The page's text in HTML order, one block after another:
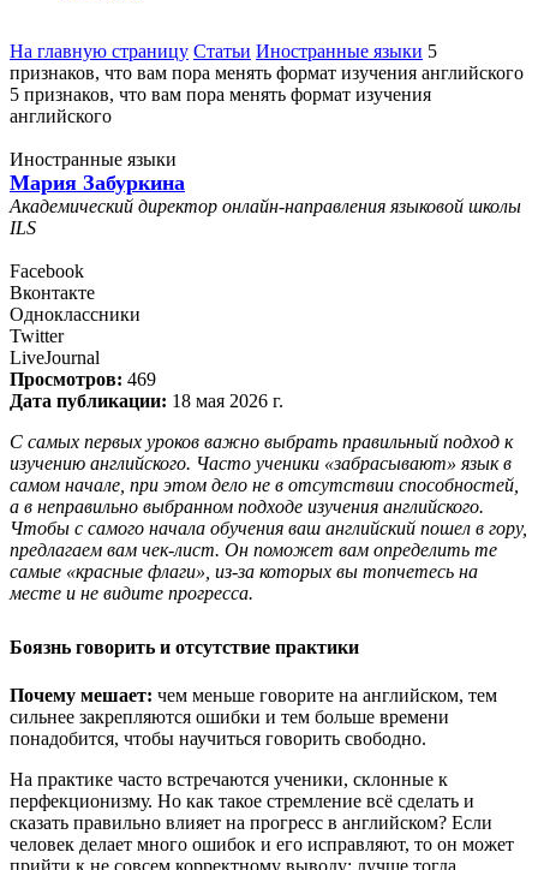
На главную страницу Статьи Иностранные языки 5
признаков, что вам пора менять формат изучения английского
5 признаков, что вам пора менять формат изучения
английского
Иностранные языки
Мария Забуркина
Академический директор онлайн-направления языковой школы
ILS
Facebook
Вконтакте
Одноклассники
Twitter
LiveJournal
Просмотров: 469
Дата публикации: 18 мая 2026 г.
С самых первых уроков важно выбрать правильный подход к
изучению английского. Часто ученики «забрасывают» язык в
самом начале, при этом дело не в отсутствии способностей,
а в неправильно выбранном подходе изучения английского.
Чтобы с самого начала обучения ваш английский пошел в гору,
предлагаем вам чек-лист. Он поможет вам определить те
самые «красные флаги», из-за которых вы топчетесь на
месте и не видите прогресса.
Боязнь говорить и отсутствие практики
Почему мешает: чем меньше говорите на английском, тем
сильнее закрепляются ошибки и тем больше времени
понадобится, чтобы научиться говорить свободно.
На практике часто встречаются ученики, склонные к
перфекционизму. Но как такое стремление всё сделать и
сказать правильно влияет на прогресс в английском? Если
человек делает много ошибок и его исправляют, то он может
прийти к не совсем корректному выводу: лучше тогда